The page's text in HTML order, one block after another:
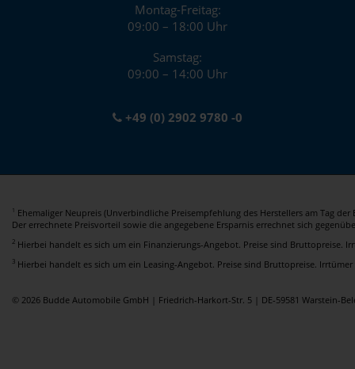
Montag-Freitag:
09:00 – 18:00 Uhr
Samstag:
09:00 – 14:00 Uhr
+49 (0) 2902 9780 -0
1
Ehemaliger Neupreis (Unverbindliche Preisempfehlung des Herstellers am Tag der
Der errechnete Preisvorteil sowie die angegebene Ersparnis errechnet sich
2 Hierbei handelt es sich um ein Finanzierungs-Angebot. Preise sind Bruttopreise.
3 Hierbei handelt es sich um ein Leasing-Angebot. Preise sind Bruttopreise. Irrtümer
© 2026 Budde Automobile GmbH | Friedrich-Harkort-Str. 5 | DE-59581 Warstein-